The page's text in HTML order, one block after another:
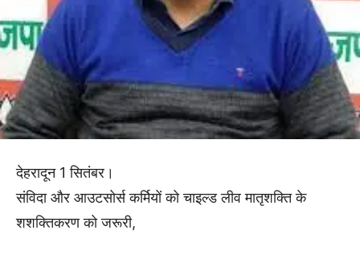
देहरादून 1 सितंबर।
संविदा और आउटसोर्स कर्मियों को चाइल्ड लीव मातृशक्ति के
शशक्तिकरण को जरूरी,